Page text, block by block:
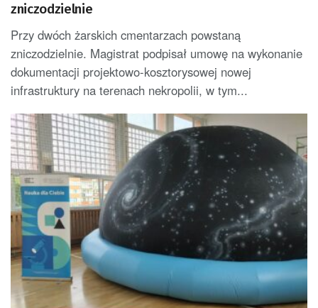
zniczodzielnie
Przy dwóch żarskich cmentarzach powstaną
zniczodzielnie. Magistrat podpisał umowę na wykonanie
dokumentacji projektowo-kosztorysowej nowej
infrastruktury na terenach nekropolii, w tym...